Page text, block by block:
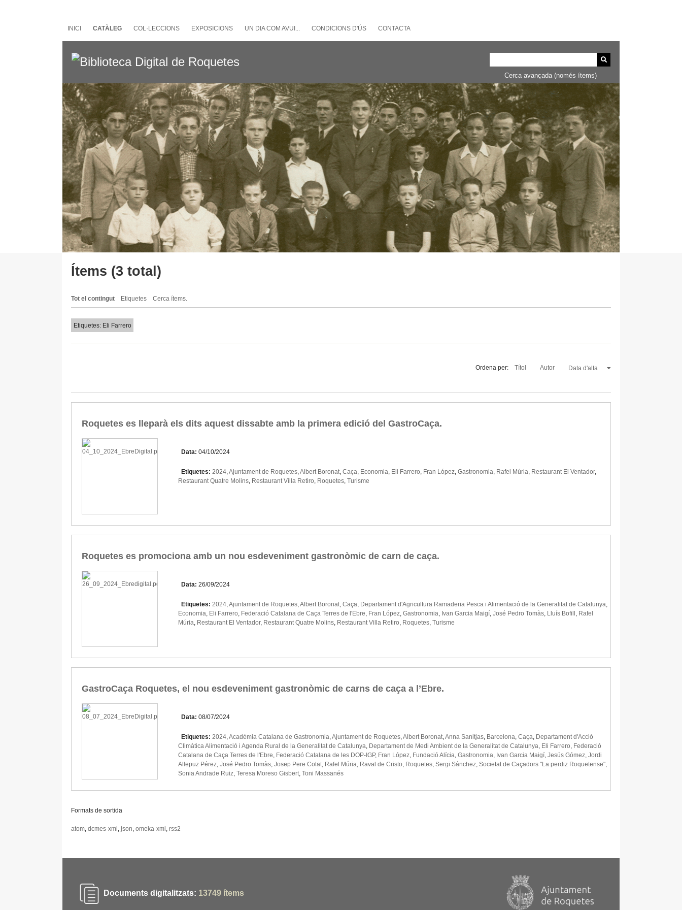
INICI CATÀLEG COL·LECCIONS EXPOSICIONS UN DIA COM AVUI... CONDICIONS D'ÚS CONTACTA
Cerca avançada (només ítems)
Ítems (3 total)
Tot el contingut Etiquetes Cerca ítems.
Etiquetes: Eli Farrero
Ordena per: Títol Autor Data d'alta
Roquetes es lleparà els dits aquest dissabte amb la primera edició del GastroCaça.
Data: 04/10/2024
Etiquetes: 2024,Ajuntament de Roquetes,Albert Boronat, Caça, Economia, Eli Farrero, Fran López, Gastronomia, Rafel Múria, Restaurant El Ventador,
Restaurant Quatre Molins, Restaurant Villa Retiro, Roquetes, Turisme
Roquetes es promociona amb un nou esdeveniment gastronòmic de carn de caça.
Data: 26/09/2024
Etiquetes: 2024,Ajuntament de Roquetes,Albert Boronat, Caça, Departament d'Agricultura Ramaderia Pesca i Alimentació de la Generalitat de Catalunya,
Economia, Eli Farrero, Federació Catalana de Caça Terres de l'Ebre, Fran López, Gastronomia, Ivan Garcia Maigí, José Pedro Tomàs, Lluís Bofill , Rafel
Múria, Restaurant El Ventador, Restaurant Quatre Molins, Restaurant Villa Retiro, Roquetes, Turisme
GastroCaça Roquetes, el nou esdeveniment gastronòmic de carns de caça a l’Ebre.
Data: 08/07/2024
Etiquetes: 2024,Acadèmia Catalana de Gastronomia,Ajuntament de Roquetes,Albert Boronat,Anna Sanitjas, Barcelona, Caça, Departament d'Acció
Climàtica Alimentació i Agenda Rural de la Generalitat de Catalunya, Departament de Medi Ambient de la Generalitat de Catalunya, Eli Farrero, Federació
Catalana de Caça Terres de l'Ebre, Federació Catalana de les DOP-IGP, Fran López, Fundació Alícia, Gastronomia, Ivan Garcia Maigí, Jesús Gómez, Jordi
Allepuz Pérez, José Pedro Tomàs, Josep Pere Colat, Rafel Múria, Raval de Cristo, Roquetes, Sergi Sánchez, Societat de Caçadors "La perdiz Roquetense",
Sonia Andrade Ruiz, Teresa Moreso Gisbert, Toni Massanés
Formats de sortida
atom, dcmes-xml , json, omeka-xml , rss2
Documents digitalitzats: 13749 ítems